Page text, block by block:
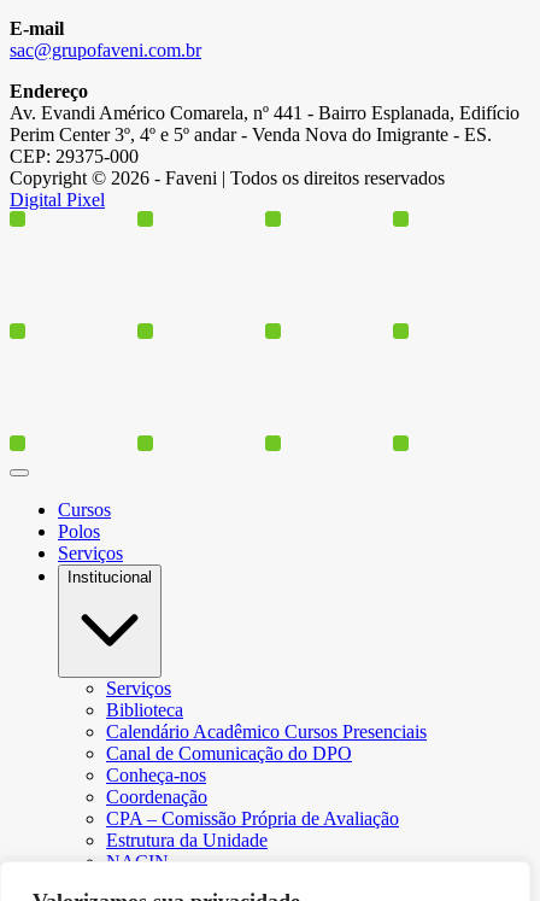
E-mail
sac@grupofaveni.com.br
Endereço
Av. Evandi Américo Comarela, nº 441 - Bairro Esplanada, Edifício
Perim Center 3º, 4º e 5º andar - Venda Nova do Imigrante - ES.
CEP: 29375-000
Copyright © 2026 - Faveni | Todos os direitos reservados
Digital Pixel
Cursos
Polos
Serviços
Institucional
Serviços
Biblioteca
Calendário Acadêmico Cursos Presenciais
Canal de Comunicação do DPO
Conheça-nos
Coordenação
CPA – Comissão Própria de Avaliação
Estrutura da Unidade
NACIN